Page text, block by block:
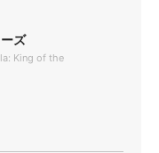
ズ
King of the